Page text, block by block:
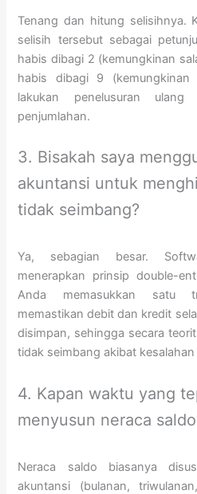
Tenang dan hitung selisihnya.
selisih tersebut sebagai
habis dibagi 2 (kemungkinan
habis dibagi 9 (kemungkinan
lakukan penelusuran
penjumlahan.
3. Bisakah saya
akuntansi untuk
tidak seimbang?
Ya, sebagian besar.
menerapkan prinsip double-
Anda memasukkan satu
memastikan debit dan kredit
disimpan, sehingga secara
tidak seimbang akibat
4. Kapan waktu yang
menyusun neraca
Neraca saldo biasanya
akuntansi (bulanan,